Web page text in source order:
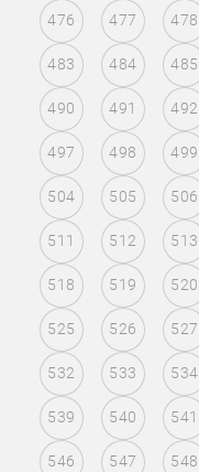
476 477 478
483 484 485
490 491 492
497 498 499
504 505 506
511 512 513
518 519 520
525 526 527
532 533 534
539 540 541
546 547 548